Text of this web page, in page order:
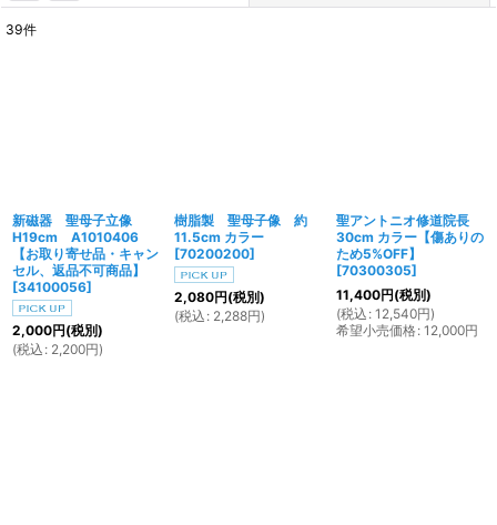
39件
新磁器 聖母子立像
H19cm A1010406
【お取り寄せ品・キャン
セル、返品不可商品】
[34100056]
2,000円(税別)
(税込 : 2,200円)
樹脂製 聖母子像 約
11.5cm カラー
[70200200]
2,080円(税別)
(税込 : 2,288円)
聖アントニオ修道院長
30cm カラー【傷ありの
ため5%OFF】
[70300305]
11,400円(税別)
(税込 : 12,540円)
希望小売価格: 12,000円